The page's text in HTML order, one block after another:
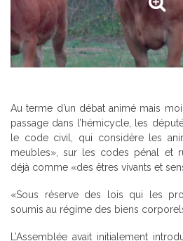
Au terme d’un débat animé mais
passage dans l’hémicycle, les
le code civil, qui considère les
meubles», sur les codes pénal et
déjà comme «des êtres vivants et
«Sous réserve des lois qui les
soumis au régime des biens
L’Assemblée avait initialement